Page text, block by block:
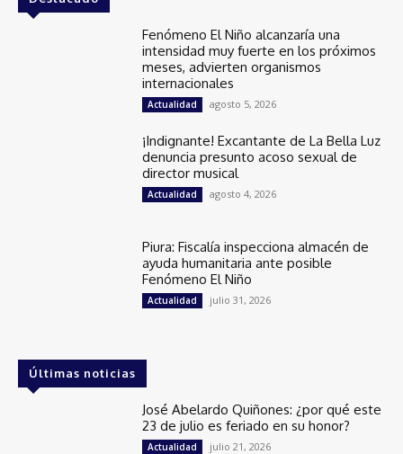
Fenómeno El Niño alcanzaría una
intensidad muy fuerte en los próximos
meses, advierten organismos
internacionales
Actualidad agosto 5, 2026
¡Indignante! Excantante de La Bella Luz
denuncia presunto acoso sexual de
director musical
Actualidad agosto 4, 2026
Piura: Fiscalía inspecciona almacén de
ayuda humanitaria ante posible
Fenómeno El Niño
Actualidad julio 31, 2026
Últimas noticias
José Abelardo Quiñones: ¿por qué este
23 de julio es feriado en su honor?
Actualidad julio 21, 2026